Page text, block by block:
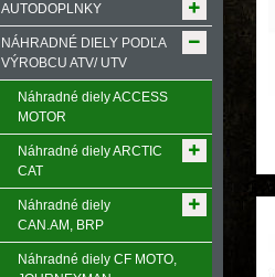
AUTODOPLNKY
NÁHRADNÉ DIELY PODĽA
VÝROBCU ATV/ UTV
Náhradné diely ACCESS
MOTOR
Náhradné diely ARCTIC
CAT
Náhradné diely
CAN.AM, BRP
Náhradné diely CF MOTO,